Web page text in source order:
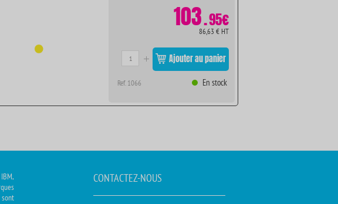
103.95€
86,63 € HT
Ajouter au panier
Ref. 1066 En stock
CONTACTEZ-NOUS